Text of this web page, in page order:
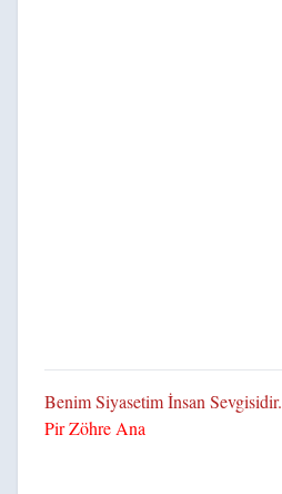
Benim Siyasetim İnsan Sevgisidir.
Pir Zöhre Ana